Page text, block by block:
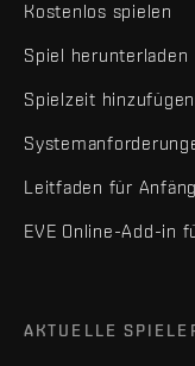
Kostenlos spielen
Spiel herunterladen
Spielzeit hinzufügen
Leitfaden für
EVE Online-Add-in
AKTUELLE